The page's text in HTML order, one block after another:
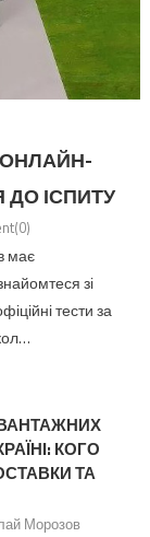
ОНЛАЙН-
ІСПИТУ
має
зі
тести за
КОГО
ТА
Морозов